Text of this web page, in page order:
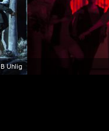
Uhlig